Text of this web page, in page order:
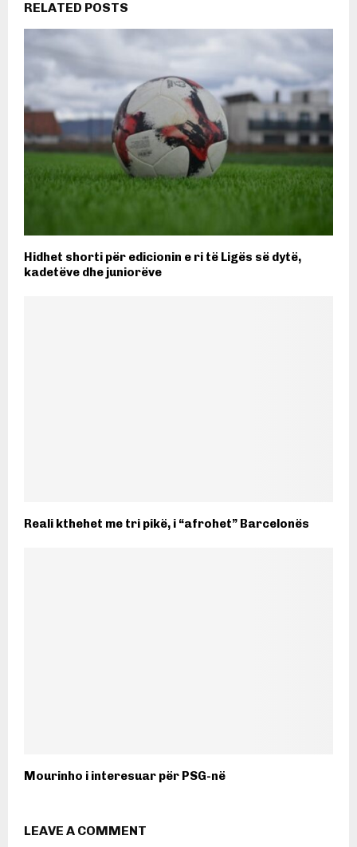
RELATED POSTS
Hidhet shorti për edicionin e ri të Ligës së dytë,
kadetëve dhe juniorëve
Reali kthehet me tri pikë, i “afrohet” Barcelonës
Mourinho i interesuar për PSG-në
LEAVE A COMMENT